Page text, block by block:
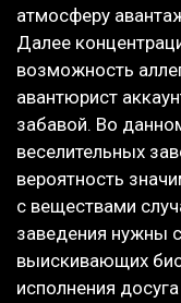
атмосферу
Далее
возможность
авантюрист
забавой. Во
веселительных
вероятность
с веществами
заведения нужны
выискивающих
исполнения